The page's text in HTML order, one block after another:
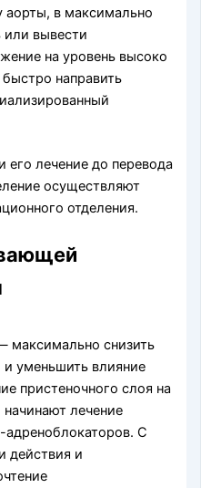
в максимально
или вывести
на уровень высоко
направить
лечение до перевода
осуществляют
отделения.
максимально снизить
и уменьшить влияние
пристеночного слоя на
лечение
С
действия и